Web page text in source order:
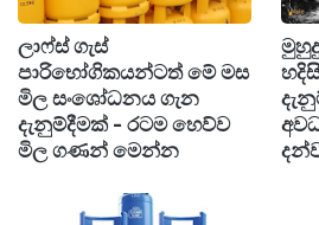
වැසි හෝ ගිගුරුම් සහිත වැසි
මේ අතර, මධ්‍යම කඳුකරයේ
ප්‍රදේශවලත්, උතුරු, උතුරු -
පළාත්වල විටින් විට හමන
තරමක තද සුළං ඇති විය හැකිය.
ලාෆ්ස් ගැස්
පාරිභෝගිකයන්ටත් මේ මස
මිල සංශෝධනය ගැන
දැනුම්දීමක් - රටම හෙව්ව
මිල ගණන් මෙන්න